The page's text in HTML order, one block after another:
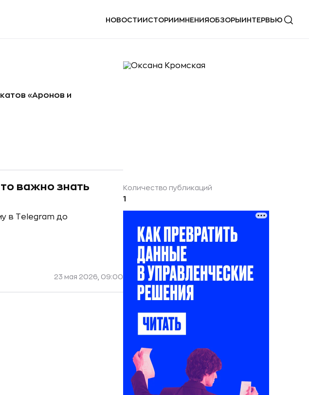
НОВОСТИ ИСТОРИИ МНЕНИЯ ОБЗОРЫ ИНТЕРВЬЮ
«Аронов и
важно знать
в Telegram до
23 мая 2026, 09:00
Количество публикаций
1